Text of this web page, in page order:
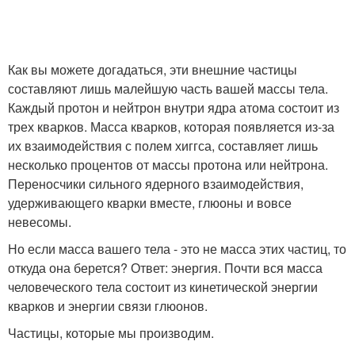
Как вы можете догадаться, эти внешние частицы
составляют лишь малейшую часть вашей массы тела.
Каждый протон и нейтрон внутри ядра атома состоит из
трех кварков. Масса кварков, которая появляется из-за
их взаимодействия с полем хиггса, составляет лишь
несколько процентов от массы протона или нейтрона.
Переносчики сильного ядерного взаимодействия,
удерживающего кварки вместе, глюоны и вовсе
невесомы.
Но если масса вашего тела - это не масса этих частиц, то
откуда она берется? Ответ: энергия. Почти вся масса
человеческого тела состоит из кинетической энергии
кварков и энергии связи глюонов.
Частицы, которые мы производим.